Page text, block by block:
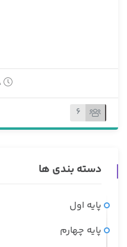
2:15:18
6
دسته بندی ها
پایه اول
پایه چهارم